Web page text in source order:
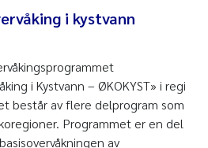
i kystvann
i Kystvann – ØKOKYST» i regi
består av flere delprogram som
Programmet er en del
av